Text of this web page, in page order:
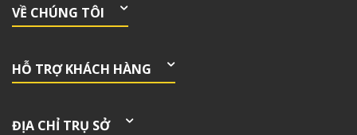
VỀ CHÚNG TÔI
HỖ TRỢ KHÁCH HÀNG
ĐỊA CHỈ TRỤ SỞ